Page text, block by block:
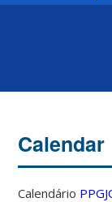
Calendar
Calendário
04:00
05:00